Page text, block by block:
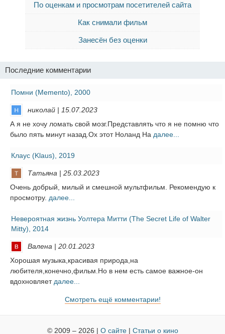
По оценкам и просмотрам посетителей сайта
Как снимали фильм
Занесён без оценки
Последние комментарии
Помни (Memento), 2000
николай | 15.07.2023
А я не хочу ломать свой мозг.Представлять что я не помню что
было пять минут назад.Ох этот Ноланд На далее...
Клаус (Klaus), 2019
Татьяна | 25.03.2023
Очень добрый, милый и смешной мультфильм. Рекомендую к
просмотру. далее...
Невероятная жизнь Уолтера Митти (The Secret Life of Walter
Mitty), 2014
Валена | 20.01.2023
Хорошая музыка,красивая природа,на
любителя,конечно,фильм.Но в нем есть самое важное-он
вдохновляет далее...
Смотреть ещё комментарии!
© 2009 – 2026 | О сайте| Статьи о кино